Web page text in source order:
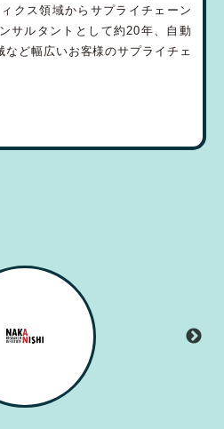
クス領域からサプライチェーン
サルタントとして約20年、自動
ど幅広いお客様のサプライチェ